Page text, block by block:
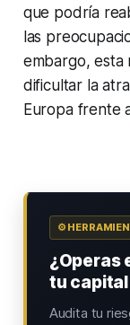
que podría
las
embargo, esta
dificultar la
Europa frente
⚙️
¿Operas
tu capital
Audita tu